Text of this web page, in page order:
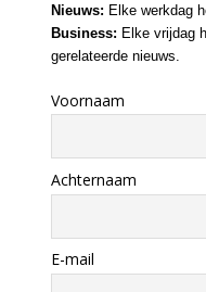
Nieuws: Elke werkdag
Business: Elke vrijdag
gerelateerde nieuws.
Voornaam
Achternaam
E-mail